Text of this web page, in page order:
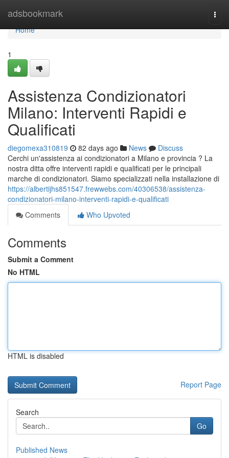
adsbookmark
Home
Home
1
Assistenza Condizionatori
Milano: Interventi Rapidi e
Qualificati
diegomexa310819 82 days ago News
Discuss
Cerchi un'assistenza ai condizionatori a Milano e provincia ? La
nostra ditta offre interventi rapidi e qualificati per le principali
marche di condizionatori. Siamo specializzati nella installazione di
https://albertijhs851547.frewwebs.com/40306538/assistenza-
condizionatori-milano-interventi-rapidi-e-qualificati
Comments
Who Upvoted
Comments
Submit a Comment
No HTML
HTML is disabled
Report Page
Search
Go
Published News